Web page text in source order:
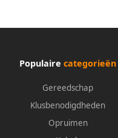
Populaire categorieën
Gereedschap
Klusbenodigdheden
Opruimen